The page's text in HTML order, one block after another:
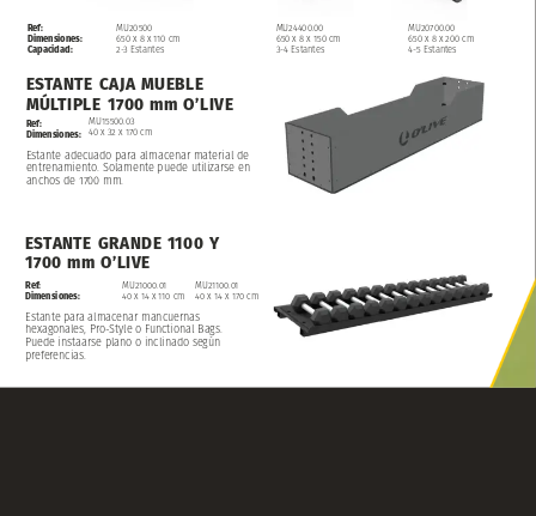
Estante para almacenar mancuernas
hexagonales, Pro-Style o Functional Bags.
Puede instaarse plano o inclinado según
preferencias.
ESTANTE GRANDE 1100 Y
1700 mm O’LIVE
Ref:
Dimensiones:
MU21000.01
40 x 14 x 110 cm
MU21100.01
40 x 14 x 170 cm
Ref:
Dimensiones:
Capacidad:
MU20500
650 x 8 x 110 cm
2-3 Estantes
MU24400.00
650 x 8 x 150 cm
3-4 Estantes
MU20700.00
650 x 8 x 200 cm
4-5 Estantes
Estante adecuado para almacenar material de
entrenamiento. Solamente puede utilizarse en
anchos de 1700 mm.
ESTANTE CAJA MUEBLE
MÚLTIPLE 1700 mm O’LIVE
Ref:
Dimensiones:
MU15500.03
40 x 32 x 170 cm